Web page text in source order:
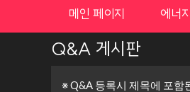
메인 페이지 에너
Q&A 게시판
※ Q&A 등록시 제목에 포함